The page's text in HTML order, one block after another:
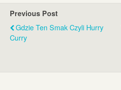
Previous Post
Gdzie Ten Smak Czyli Hurry
Curry